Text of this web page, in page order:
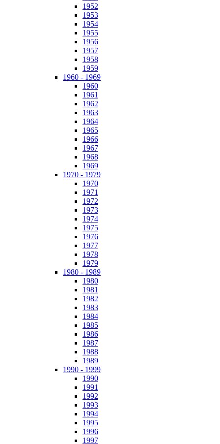
1952
1953
1954
1955
1956
1957
1958
1959
1960 - 1969
1960
1961
1962
1963
1964
1965
1966
1967
1968
1969
1970 - 1979
1970
1971
1972
1973
1974
1975
1976
1977
1978
1979
1980 - 1989
1980
1981
1982
1983
1984
1985
1986
1987
1988
1989
1990 - 1999
1990
1991
1992
1993
1994
1995
1996
1997